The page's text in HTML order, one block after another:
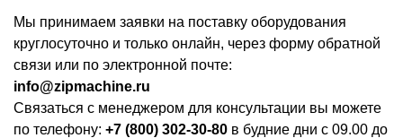
Мы принимаем заявки на поставку оборудования
круглосуточно и только онлайн, через форму обратной
связи или по электронной почте:
info@zipmachine.ru
Связаться с менеджером для консультации вы можете
по телефону: +7 (800) 302-30-80 в будние дни с 09.00 до